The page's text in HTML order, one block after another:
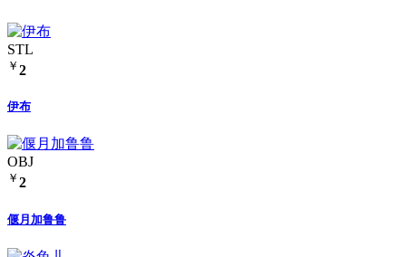
STL
￥ 2
伊布
OBJ
￥ 2
偃月加鲁鲁